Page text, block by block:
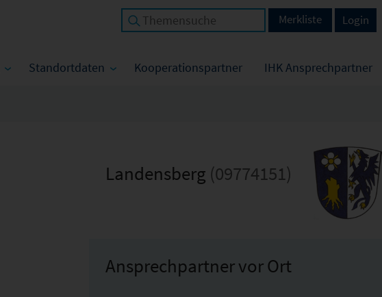
Standortdaten Kooperationspartner IHK Ansprechpartner
Login
Merkliste
Landensberg (09774151)
Ansprechpartner vor Ort